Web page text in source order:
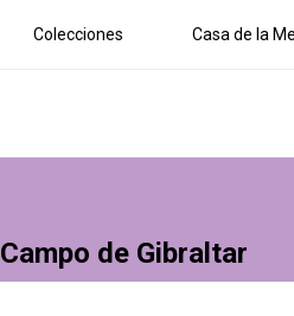
Colecciones Casa de la
de Gibraltar